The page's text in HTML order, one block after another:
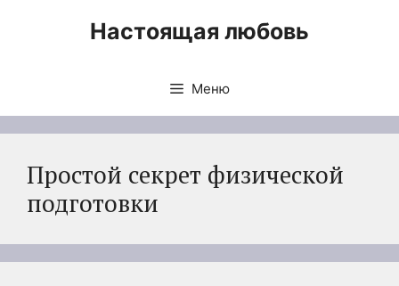
Настоящая любовь
Меню
Простой секрет физической
подготовки